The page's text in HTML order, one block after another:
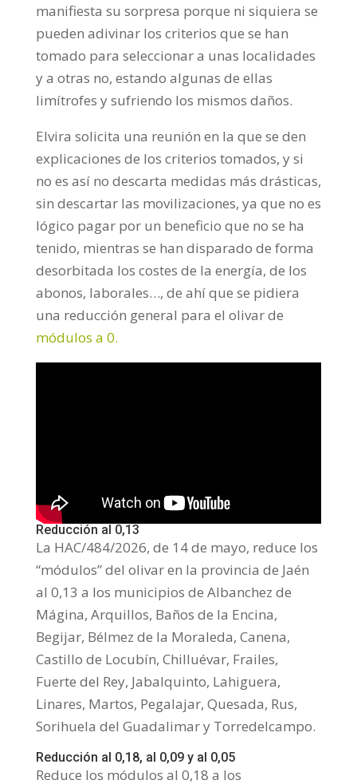
manifiesta su sorpresa porque ni siquiera se
pueden adivinar los criterios que se han
tomado para seleccionar a unas localidades
y a otras no, estando algunas de ellas
limítrofes y sufriendo los mismos daños.
Elvira solicita una reunión en la que se den
explicaciones de los criterios tomados, y si
no es así no descarta medidas más drásticas,
sin descartar las movilizaciones, ya que no es
lógico pagar por un beneficio que no se ha
tenido, mientras se han disparado de forma
desorbitada los costes de la energía, de los
abonos, laborales…, de ahí que se pidiera
una reducción general para el olivar de
módulos a 0.
Reducción al 0,13
La HAC/484/2026, de 14 de mayo, reduce los
“módulos” del olivar en la provincia de Jaén
al 0,13 a los municipios de Albanchez de
Mágina, Arquillos, Baños de la Encina,
Begijar, Bélmez de la Moraleda, Canena,
Castillo de Locubín, Chilluévar, Frailes,
Fuerte del Rey, Jabalquinto, Lahiguera,
Linares, Martos, Pegalajar, Quesada, Rus,
Sorihuela del Guadalimar y Torredelcampo.
Reducción al 0,18, al 0,09 y al 0,05
Reduce los módulos al 0,18 a los